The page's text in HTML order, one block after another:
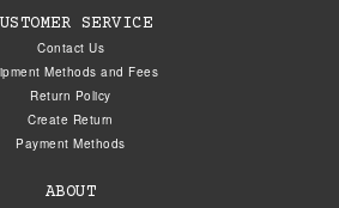
SERVICE
Contact Us
Methods and Fees
Return Policy
Create Return
Payment Methods
ABOUT